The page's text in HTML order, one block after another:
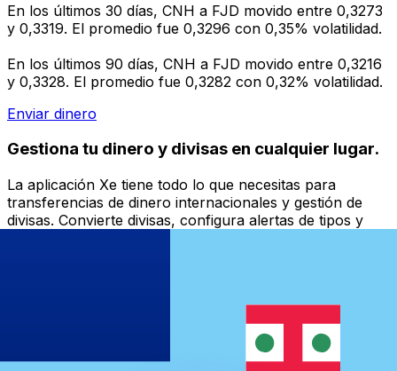
En los últimos 30 días, CNH a FJD movido entre 0,3273
y 0,3319. El promedio fue 0,3296 con 0,35% volatilidad.
En los últimos 90 días, CNH a FJD movido entre 0,3216
y 0,3328. El promedio fue 0,3282 con 0,32% volatilidad.
Enviar dinero
Gestiona tu dinero y divisas en cualquier lugar.
La aplicación Xe tiene todo lo que necesitas para
transferencias de dinero internacionales y gestión de
divisas. Convierte divisas, configura alertas de tipos y